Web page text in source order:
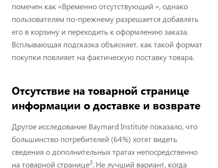
помечен как «Временно отсутствующий », однако
пользователям по-прежнему разрешается добавлять
его в корзину и переходить к оформлению заказа.
Всплывающая подсказка объясняет, как такой формат
покупки повлияет на фактическую поставку товара.
Отсутствие на товарной странице
информации о доставке и возврате
Другое исследование Baymard Institute показало, что
большинство потребителей (64%) хотят видеть
сведения о дополнительных тратах непосредственно
на товарной странице3. Не лучший вариант, когда